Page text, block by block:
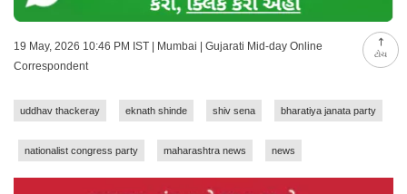
ટોચ
19 May, 2026 10:46 PM IST | Mumbai | Gujarati Mid-day Online
Correspondent
uddhav thackeray eknath shinde shiv sena bharatiya janata party
nationalist congress party maharashtra news news